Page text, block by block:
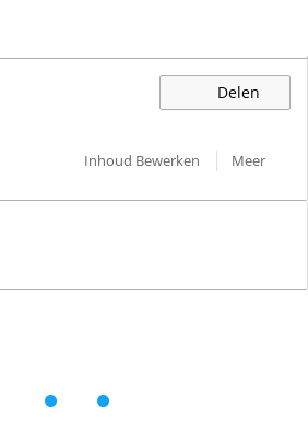
Delen
Inhoud Bewerken
Meer